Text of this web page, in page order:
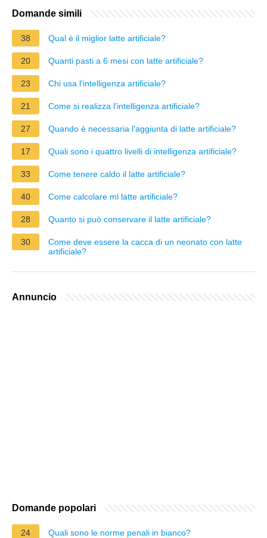
Domande simili
38 Qual è il miglior latte artificiale?
20 Quanti pasti a 6 mesi con latte artificiale?
23 Chi usa l'intelligenza artificiale?
21 Come si realizza l'intelligenza artificiale?
27 Quando è necessaria l'aggiunta di latte artificiale?
17 Quali sono i quattro livelli di intelligenza artificiale?
33 Come tenere caldo il latte artificiale?
40 Come calcolare ml latte artificiale?
28 Quanto si può conservare il latte artificiale?
30
Come deve essere la cacca di un neonato con latte
artificiale?
Annuncio
Domande popolari
24 Quali sono le norme penali in bianco?